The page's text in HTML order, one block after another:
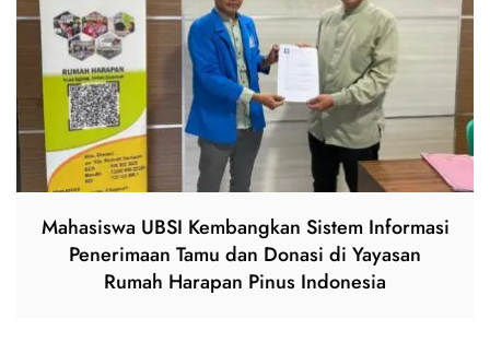
Mahasiswa UBSI Kembangkan Sistem Informasi
Penerimaan Tamu dan Donasi di Yayasan
Rumah Harapan Pinus Indonesia